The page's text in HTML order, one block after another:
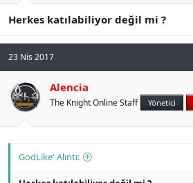
Herkes katılabiliyor değil mi ?
23 Nis 2017
Alencia
The Knight Online Staff Yönetici
GodLike' Alıntı: